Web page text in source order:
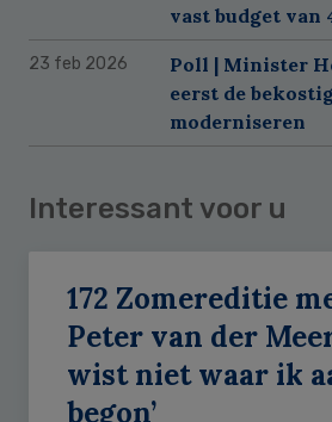
vast budget van
23 feb 2026
Poll | Minister
eerst de
moderniseren
Interessant voor u
172 Zomereditie
Peter van der
wist niet waar ik
begon’